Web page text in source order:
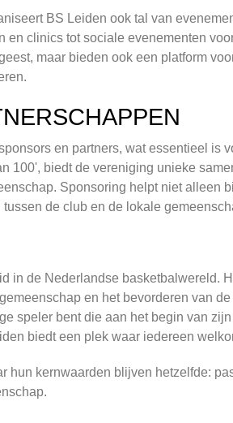
BS Leiden ook tal van
en clinics tot sociale evenementen
maar bieden ook een platform
en partners, wat essentieel is
100', biedt de vereniging unieke
Sponsoring helpt niet alleen
de club en de lokale
in de Nederlandse basketbalwereld.
en het bevorderen van
speler bent die aan het begin van
biedt een plek waar iedereen
hun kernwaarden blijven hetzelfde: